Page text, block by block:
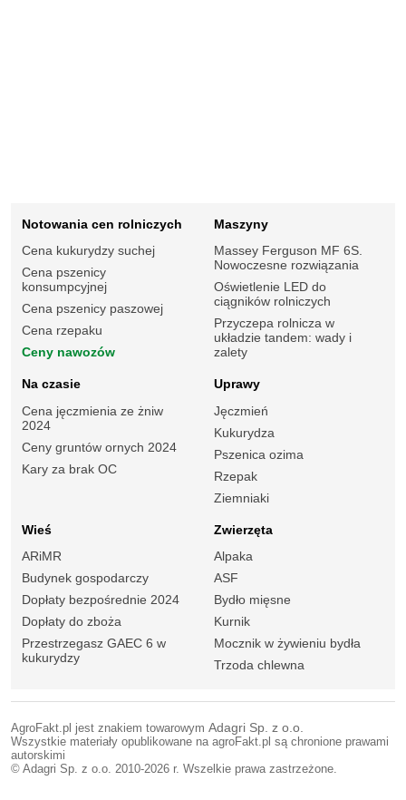
Notowania cen rolniczych
Cena kukurydzy suchej
Cena pszenicy
konsumpcyjnej
Cena pszenicy paszowej
Cena rzepaku
Ceny nawozów
Maszyny
Massey Ferguson MF 6S.
Nowoczesne rozwiązania
Oświetlenie LED do
ciągników rolniczych
Przyczepa rolnicza w
układzie tandem: wady i
zalety
Na czasie
Cena jęczmienia ze żniw
2024
Ceny gruntów ornych 2024
Kary za brak OC
Uprawy
Jęczmień
Kukurydza
Pszenica ozima
Rzepak
Ziemniaki
Wieś
ARiMR
Budynek gospodarczy
Dopłaty bezpośrednie 2024
Dopłaty do zboża
Przestrzegasz GAEC 6 w
kukurydzy
Zwierzęta
Alpaka
ASF
Bydło mięsne
Kurnik
Mocznik w żywieniu bydła
Trzoda chlewna
AgroFakt.pl jest znakiem towarowym Adagri Sp. z o.o.
Wszystkie materiały opublikowane na agroFakt.pl są chronione prawami
autorskimi
© Adagri Sp. z o.o. 2010-2026 r. Wszelkie prawa zastrzeżone.